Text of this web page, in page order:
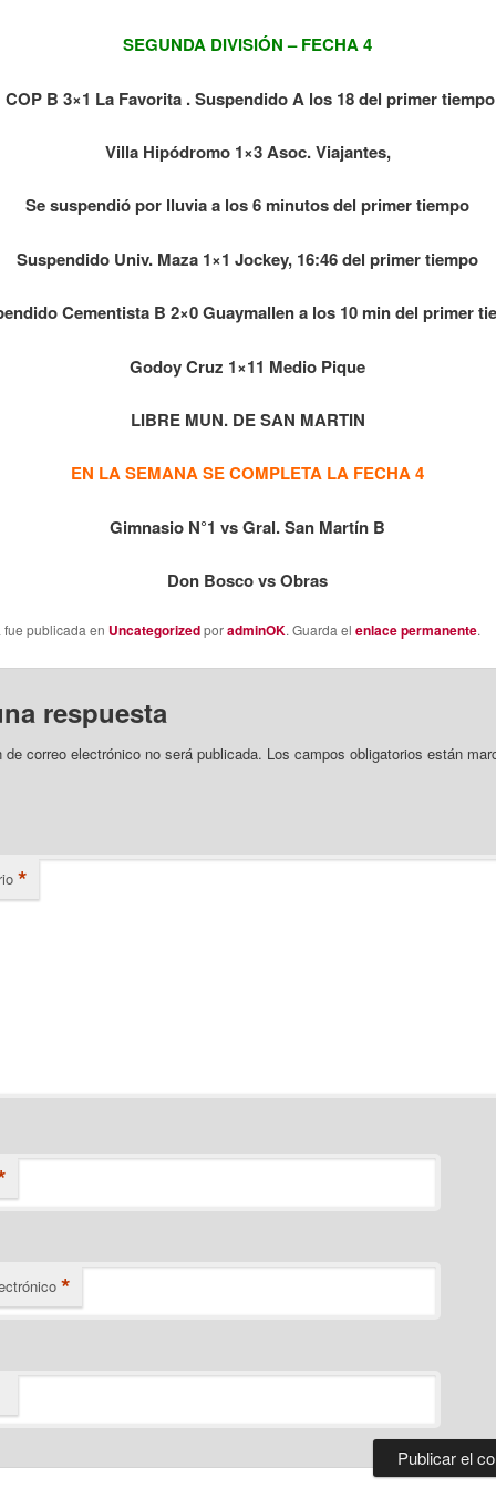
SEGUNDA DIVISIÓN – FECHA 4
COP B 3×1 La Favorita . SuspendidoA los 18 del primer tiempo
VillaHipódromo 1×3 Asoc. Viajantes,
Se suspendió por lluvia a los 6 minutos del primer tiempo
Suspendido Univ. Maza 1×1 Jockey, 16:46 del primer tiempo
Cementista B 2×0 Guaymallen a los 10 min del primer
Godoy Cruz 1×11 Medio Pique
LIBRE MUN. DE SAN MARTIN
EN LA SEMANA SE COMPLETA LA FECHA 4
Gimnasio N°1 vs Gral. San Martín B
Don Bosco vs Obras
fue publicada en UncategorizedporadminOK. Guarda el enlace permanente.
respuesta
de correo electrónico no será publicada. Los campos obligatorios están
*
*